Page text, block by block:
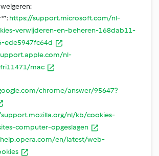
https://support.microsoft.com/nl-
verwijderen-en-beheren-168dab11-
ede5947fc64d
nl-
mac
chrome/answer/95647?
nl/kb/cookies-
computer-opgeslagen
en/latest/web-